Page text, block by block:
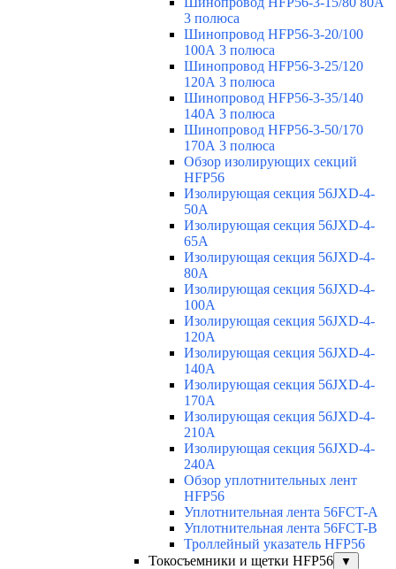
3 полюса
Шинопровод HFP56-3-20/100
100А 3 полюса
Шинопровод HFP56-3-25/120
120А 3 полюса
Шинопровод HFP56-3-35/140
140А 3 полюса
Шинопровод HFP56-3-50/170
170А 3 полюса
Обзор изолирующих секций
HFP56
Изолирующая секция 56JXD-4-
50A
Изолирующая секция 56JXD-4-
65A
Изолирующая секция 56JXD-4-
80A
Изолирующая секция 56JXD-4-
100A
Изолирующая секция 56JXD-4-
120A
Изолирующая секция 56JXD-4-
140A
Изолирующая секция 56JXD-4-
170A
Изолирующая секция 56JXD-4-
210A
Изолирующая секция 56JXD-4-
240A
Обзор уплотнительных лент
HFP56
Уплотнительная лента 56FCT-A
Уплотнительная лента 56FCT-B
Троллейный указатель HFP56
Токосъемники и щетки HFP56
▼